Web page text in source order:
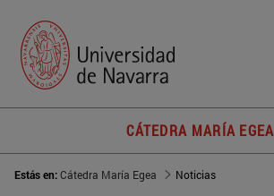
CÁTEDRA MARÍA EGEA
Estás en:Cátedra María Egea Noticias